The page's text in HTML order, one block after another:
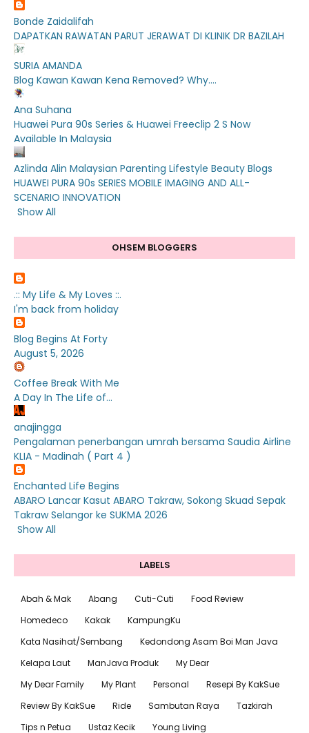
Bonde Zaidalifah
DAPATKAN RAWATAN PARUT JERAWAT DI KLINIK DR BAZILAH
SURIA AMANDA
Blog Kawan Kawan Kena Removed? Why....
Ana Suhana
Huawei Pura 90s Series & Huawei Freeclip 2 S Now
Available In Malaysia
Azlinda Alin Malaysian Parenting Lifestyle Beauty Blogs
HUAWEI PURA 90s SERIES MOBILE IMAGING AND ALL-
SCENARIO INNOVATION
Show All
OHSEM BLOGGERS
.:: My Life & My Loves ::.
I'm back from holiday
Blog Begins At Forty
August 5, 2026
Coffee Break With Me
A Day In The Life of...
anajingga
Pengalaman penerbangan umrah bersama Saudia Airline
KLIA - Madinah ( Part 4 )
Enchanted Life Begins
ABARO Lancar Kasut ABARO Takraw, Sokong Skuad Sepak
Takraw Selangor ke SUKMA 2026
Show All
LABELS
Abah & Mak Abang Cuti-Cuti
Food Review
Homedeco
Kakak
KampungKu
Kata Nasihat/Sembang
Kedondong Asam Boi Man Java
Kelapa Laut
ManJava Produk
My Dear
My Dear Family
My Plant Personal
Resepi By KakSue
Review By KakSue
Ride Sambutan Raya
Tazkirah
Tips n Petua
Ustaz Kecik Young Living